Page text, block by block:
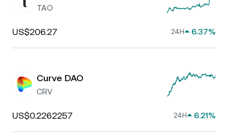
TAO
US$206.27 24H 6.37%
Curve DAO
CRV
US$0.2262257 24H 6.21%